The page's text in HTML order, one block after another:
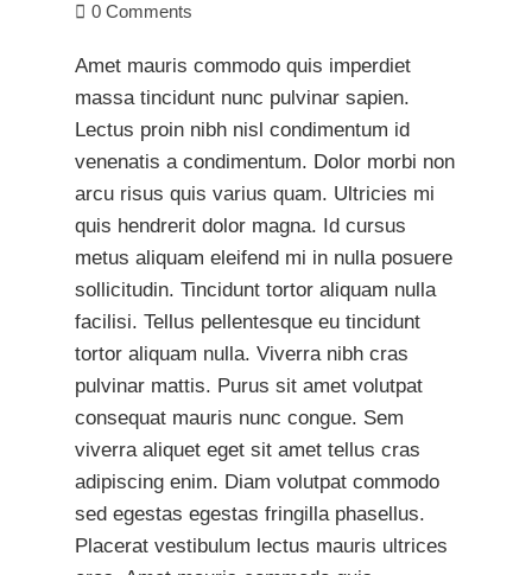
0 Comments
Amet mauris commodo quis imperdiet
massa tincidunt nunc pulvinar sapien.
Lectus proin nibh nisl condimentum id
venenatis a condimentum. Dolor morbi non
arcu risus quis varius quam. Ultricies mi
quis hendrerit dolor magna. Id cursus
metus aliquam eleifend mi in nulla posuere
sollicitudin. Tincidunt tortor aliquam nulla
facilisi. Tellus pellentesque eu tincidunt
tortor aliquam nulla. Viverra nibh cras
pulvinar mattis. Purus sit amet volutpat
consequat mauris nunc congue. Sem
viverra aliquet eget sit amet tellus cras
adipiscing enim. Diam volutpat commodo
sed egestas egestas fringilla phasellus.
Placerat vestibulum lectus mauris ultrices